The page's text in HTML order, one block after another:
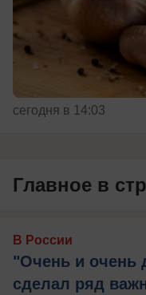
сегодня в 14:03
Главное в
В России
"Очень и очень
сделал ряд